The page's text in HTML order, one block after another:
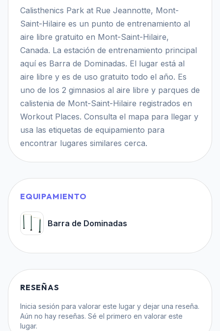
Calisthenics Park at Rue Jeannotte, Mont-
Saint-Hilaire es un punto de entrenamiento al
aire libre gratuito en Mont-Saint-Hilaire,
Canada. La estación de entrenamiento principal
aquí es Barra de Dominadas. El lugar está al
aire libre y es de uso gratuito todo el año. Es
uno de los 2 gimnasios al aire libre y parques de
calistenia de Mont-Saint-Hilaire registrados en
Workout Places. Consulta el mapa para llegar y
usa las etiquetas de equipamiento para
encontrar lugares similares cerca.
EQUIPAMIENTO
Barra de Dominadas
RESEÑAS
Inicia sesión para valorar este lugar y dejar una reseña.
Aún no hay reseñas. Sé el primero en valorar este
lugar.